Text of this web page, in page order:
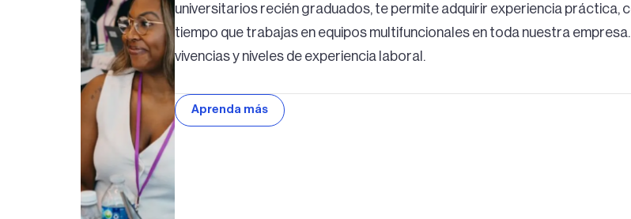
universitarios recién graduados, te permite adquirir experiencia práctica,
tiempo que trabajas en equipos multifuncionales en toda nuestra
vivencias y niveles de experiencia laboral.
Aprenda más